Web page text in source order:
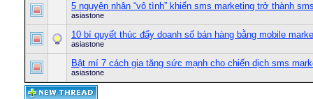
5 nguyên nhân “vô tình” khiến sms marketing trở thành
asiastone
10 bí quyết thúc đẩy doanh số bán hàng bằng mobile
asiastone
Bật mí 7 cách gia tăng sức mạnh cho chiến dịch sms
asiastone